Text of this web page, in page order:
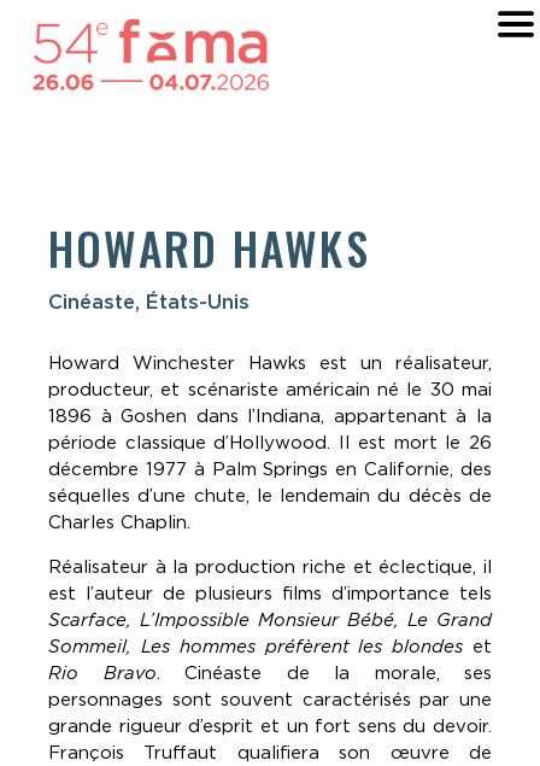
HOWARD HAWKS
Cinéaste, États-Unis
Howard Winchester Hawks est un réalisateur,
producteur, et scénariste américain né le 30 mai
1896 à Goshen dans l’Indiana, appartenant à la
période classique d’Hollywood. Il est mort le 26
décembre 1977 à Palm Springs en Californie, des
séquelles d’une chute, le lendemain du décès de
Charles Chaplin.
Réalisateur à la production riche et éclectique, il
est l’auteur de plusieurs films d’importance tels
Scarface, L’Impossible Monsieur Bébé, Le Grand
Sommeil, Les hommes préfèrent les blondes et
Rio Bravo. Cinéaste de la morale, ses
personnages sont souvent caractérisés par une
grande rigueur d’esprit et un fort sens du devoir.
François Truffaut qualifiera son œuvre de